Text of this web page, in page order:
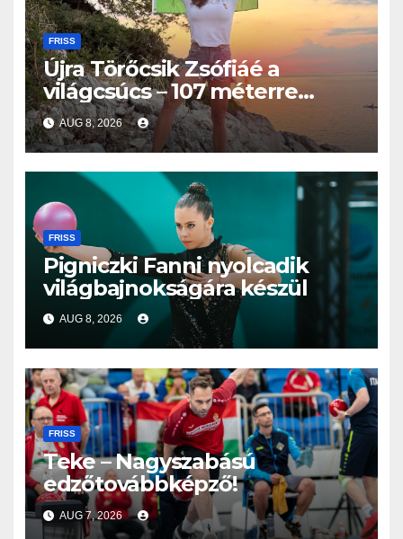
FRISS
Újra Törőcsik Zsófiáé a
világcsúcs – 107 méterre
merült Lastovón
AUG 8, 2026
FRISS
Pigniczki Fanni nyolcadik
világbajnokságára készül
AUG 8, 2026
FRISS
Teke – Nagyszabású
edzőtovábbképző!
AUG 7, 2026